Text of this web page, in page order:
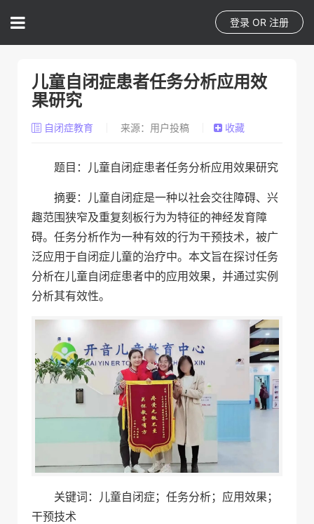
登录 OR 注册
儿童自闭症患者任务分析应用效
果研究
自闭症教育 来源：用户投稿 收藏
题目：儿童自闭症患者任务分析应用效果研究
摘要：儿童自闭症是一种以社会交往障碍、兴
趣范围狭窄及重复刻板行为为特征的神经发育障
碍。任务分析作为一种有效的行为干预技术，被广
泛应用于自闭症儿童的治疗中。本文旨在探讨任务
分析在儿童自闭症患者中的应用效果，并通过实例
分析其有效性。
关键词：儿童自闭症；任务分析；应用效果；
干预技术